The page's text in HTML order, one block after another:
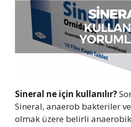
Sineral ne için kullanılır?
Sineral, anaerob bakteriler
olmak üzere belirli